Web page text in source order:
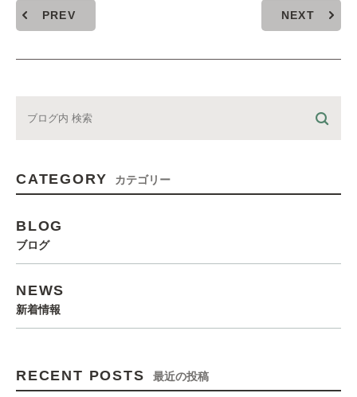
PREV NEXT
CATEGORY カテゴリー
BLOG
ブログ
NEWS
新着情報
RECENT POSTS 最近の投稿